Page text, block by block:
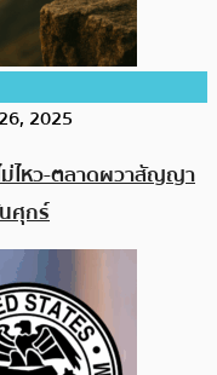
2025
ไหว-ตลาดผวาสัญญา
ศุกร์